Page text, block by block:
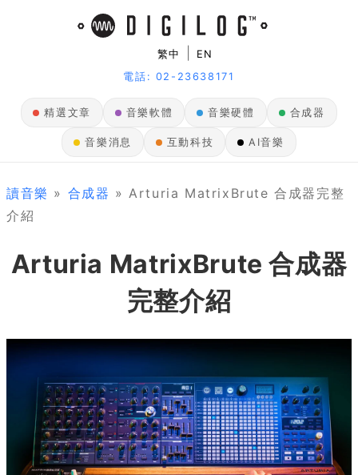
繁中
EN
電話: 02-23638171
精選文章 音樂軟體 音樂硬體 合成器
音樂消息 互動科技 AI音樂
讀音樂 » 合成器 » Arturia MatrixBrute 合成器完整
介紹
Arturia MatrixBrute 合成器
完整介紹